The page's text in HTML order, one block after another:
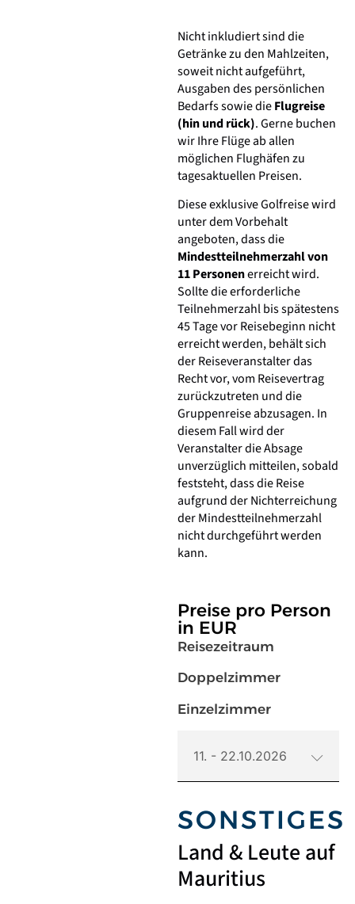
Nicht inkludiert sind die
Getränke zu den Mahlzeiten,
soweit nicht aufgeführt,
Ausgaben des persönlichen
Bedarfs sowie dieFlugreise
(hin und rück). Gerne buchen
wir Ihre Flüge ab allen
möglichen Flughäfen zu
tagesaktuellen Preisen.
Diese exklusive Golfreise wird
unter dem Vorbehalt
angeboten, dass die
Mindestteilnehmerzahl von
11 Personenerreicht wird.
Sollte die erforderliche
Teilnehmerzahl bis spätestens
45 Tage vor Reisebeginn nicht
erreicht werden, behält sich
der Reiseveranstalter das
Recht vor, vom Reisevertrag
zurückzutreten und die
Gruppenreise abzusagen. In
diesem Fall wird der
Veranstalter die Absage
unverzüglich mitteilen, sobald
feststeht, dass die Reise
aufgrund der Nichterreichung
der Mindestteilnehmerzahl
nicht durchgeführt werden
kann.
Preise pro Person
in EUR
Reisezeitraum
Doppelzimmer
Einzelzimmer
11. - 22.10.2026
SONSTIGES
Land & Leute auf
Mauritius